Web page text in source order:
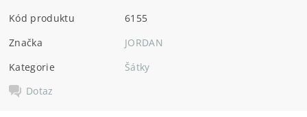
Kód produktu
6155
Značka
JORDAN
Kategorie
Šátky
Dotaz